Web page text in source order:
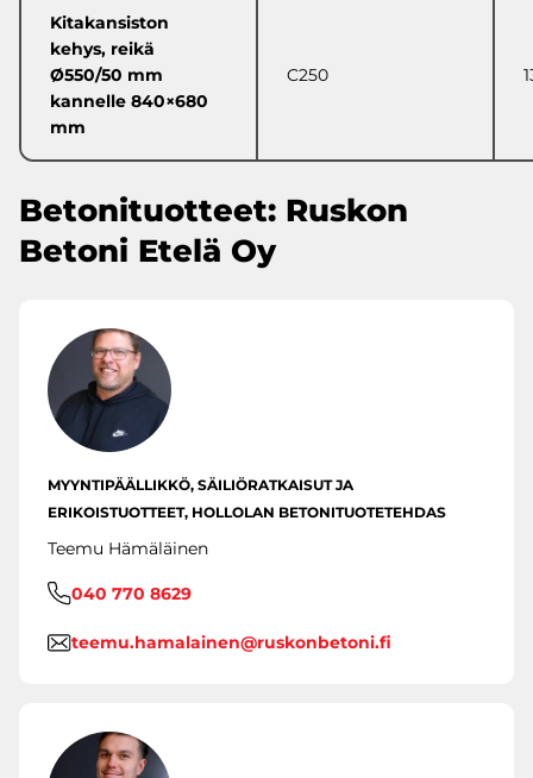
Kitakansiston
kehys, reikä
Ø550/50 mm
kannelle 840×680
mm
C250
Betonituotteet: Ruskon
Betoni Etelä Oy
MYYNTIPÄÄLLIKKÖ, SÄILIÖRATKAISUT JA
ERIKOISTUOTTEET, HOLLOLAN BETONITUOTETEHDAS
Teemu Hämäläinen
040 770 8629
teemu.hamalainen@ruskonbetoni.fi